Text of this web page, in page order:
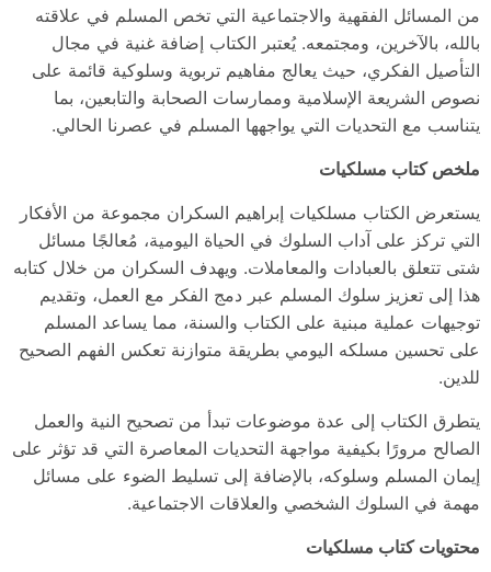
من المسائل الفقهية والاجتماعية التي تخص المسلم في علاقته
بالله، بالآخرين، ومجتمعه. يُعتبر الكتاب إضافة غنية في مجال
التأصيل الفكري، حيث يعالج مفاهيم تربوية وسلوكية قائمة على
نصوص الشريعة الإسلامية وممارسات الصحابة والتابعين، بما
يتناسب مع التحديات التي يواجهها المسلم في عصرنا الحالي.
ملخص كتاب مسلكيات
يستعرض الكتاب مسلكيات إبراهيم السكران مجموعة من الأفكار
التي تركز على آداب السلوك في الحياة اليومية، مُعالجًا مسائل
شتى تتعلق بالعبادات والمعاملات. ويهدف السكران من خلال كتابه
هذا إلى تعزيز سلوك المسلم عبر دمج الفكر مع العمل، وتقديم
توجيهات عملية مبنية على الكتاب والسنة، مما يساعد المسلم
على تحسين مسلكه اليومي بطريقة متوازنة تعكس الفهم الصحيح
للدين.
يتطرق الكتاب إلى عدة موضوعات تبدأ من تصحيح النية والعمل
الصالح مرورًا بكيفية مواجهة التحديات المعاصرة التي قد تؤثر على
إيمان المسلم وسلوكه، بالإضافة إلى تسليط الضوء على مسائل
مهمة في السلوك الشخصي والعلاقات الاجتماعية.
محتويات كتاب مسلكيات